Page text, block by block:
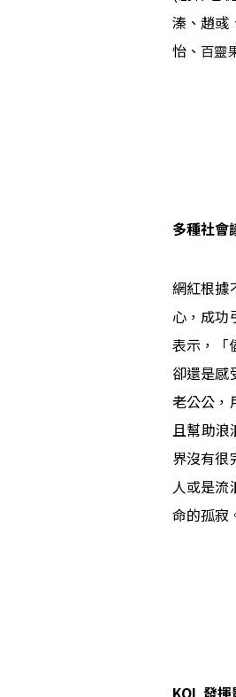
溱、趙彧
怡、 百靈
多種社會
網紅根據
心，成功
表示，「
卻還是感
老公公，
且幫助浪
界沒有很
人或是流
命的孤寂
KOL 發